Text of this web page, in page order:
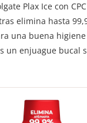
Plax Ice con
elimina hasta
una buena
un enjuague bucal